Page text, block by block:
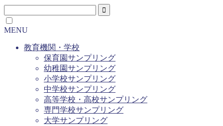
MENU
教育機関・学校
保育園サンプリング
幼稚園サンプリング
小学校サンプリング
中学校サンプリング
高等学校・高校サンプリング
専門学校サンプリング
大学サンプリング